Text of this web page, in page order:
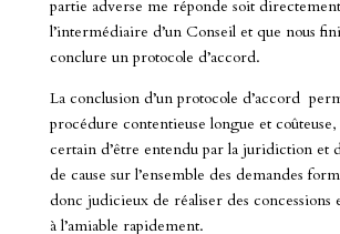
partie adverse me réponde soit
l’intermédiaire d’un Conseil et que nous
conclure un protocole d’accord.
La conclusion d’un protocole d’accord
procédure contentieuse longue et coûteuse,
certain d’être entendu par la juridiction et
de cause sur l’ensemble des demandes
donc judicieux de réaliser des concessions
à l’amiable rapidement.